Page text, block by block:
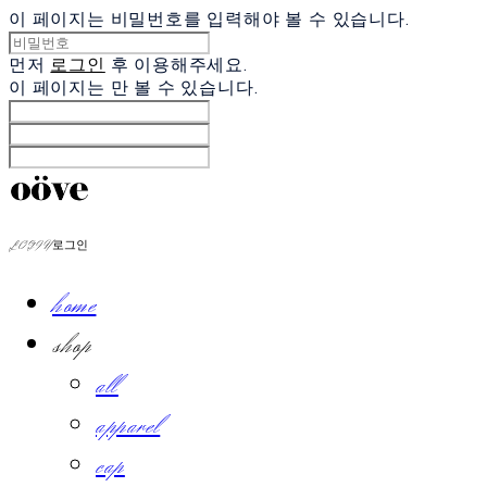
이 페이지는 비밀번호를 입력해야 볼 수 있습니다.
먼저 로그인 후 이용해주세요.
이 페이지는 만 볼 수 있습니다.
LOG IN로그인
home
shop
all
apparel
cap